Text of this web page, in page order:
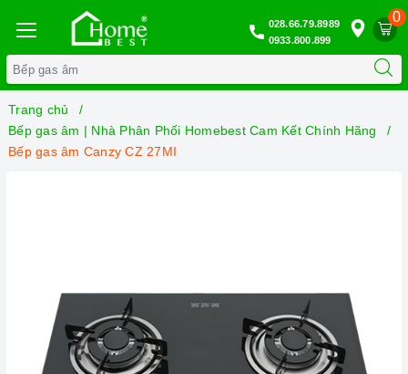
0
028.66.79.8989
0933.800.899
Trang chủ
Bếp gas âm | Nhà Phân Phối Homebest Cam Kết Chính Hãng
Bếp gas âm Canzy CZ 27MI